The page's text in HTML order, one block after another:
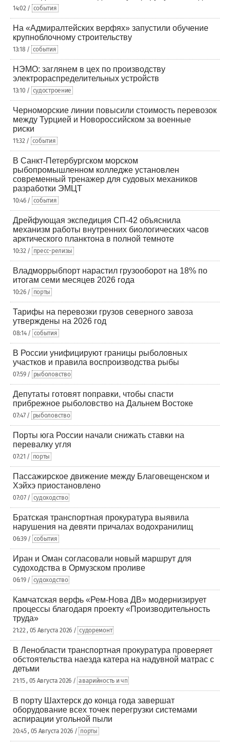
14:02 / события
На «Адмиралтейских верфях» запустили обучение
крупноблочному строительству
13:18 / события
НЭМО: заглянем в цех по производству
электрораспределительных устройств
13:10 / судостроение
Черноморские линии повысили стоимость перевозок
между Турцией и Новороссийском за военные
риски
11:32 / события
В Санкт-Петербургском морском
рыбопромышленном колледже установлен
современный тренажер для судовых механиков
разработки ЭМЦТ
10:46 / события
Дрейфующая экспедиция СП-42 объяснила
механизм работы внутренних биологических часов
арктического планктона в полной темноте
10:32 / пресс-релизы
Владморрыбпорт нарастил грузооборот на 18% по
итогам семи месяцев 2026 года
10:26 / порты
Тарифы на перевозки грузов северного завоза
утверждены на 2026 год
08:14 / события
В России унифицируют границы рыболовных
участков и правила воспроизводства рыбы
07:59 / рыболовство
Депутаты готовят поправки, чтобы спасти
прибрежное рыболовство на Дальнем Востоке
07:47 / рыболовство
Порты юга России начали снижать ставки на
перевалку угля
07:21 / порты
Пассажирское движение между Благовещенском и
Хэйхэ приостановлено
07:07 / судоходство
Братская транспортная прокуратура выявила
нарушения на девяти причалах водохранилищ
06:39 / события
Иран и Оман согласовали новый маршрут для
судоходства в Ормузском проливе
06:19 / судоходство
Камчатская верфь «Рем-Нова ДВ» модернизирует
процессы благодаря проекту «Производительность
труда»
21:22 , 05 Августа 2026 / судоремонт
В Ленобласти транспортная прокуратура проверяет
обстоятельства наезда катера на надувной матрас с
детьми
21:15 , 05 Августа 2026 / аварийность и чп
В порту Шахтерск до конца года завершат
оборудование всех точек перегрузки системами
аспирации угольной пыли
20:45 , 05 Августа 2026 / порты